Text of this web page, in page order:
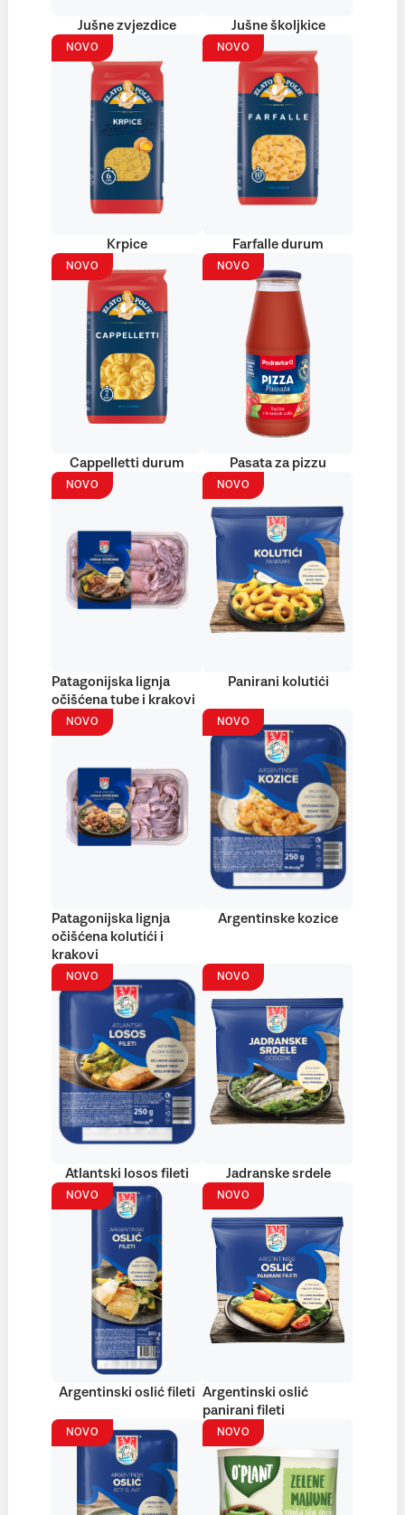
Jušne zvjezdice Jušne školjkice
NOVO
Krpice
NOVO
Farfalle durum
NOVO
Cappelletti durum
NOVO
Pasata za pizzu
NOVO
Patagonijska lignja
očišćena tube i krakovi
NOVO
Panirani kolutići
NOVO
Patagonijska lignja
očišćena kolutići i
krakovi
NOVO
Argentinske kozice
NOVO
Atlantski losos fileti
NOVO
Jadranske srdele
NOVO
Argentinski oslić fileti
NOVO
Argentinski oslić
panirani fileti
NOVO NOVO